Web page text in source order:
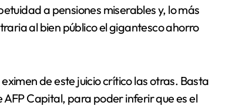
a pensiones miserables y, lo más
al bien público el gigantesco ahorro
de este juicio crítico las otras. Basta
Capital, para poder inferir que es el